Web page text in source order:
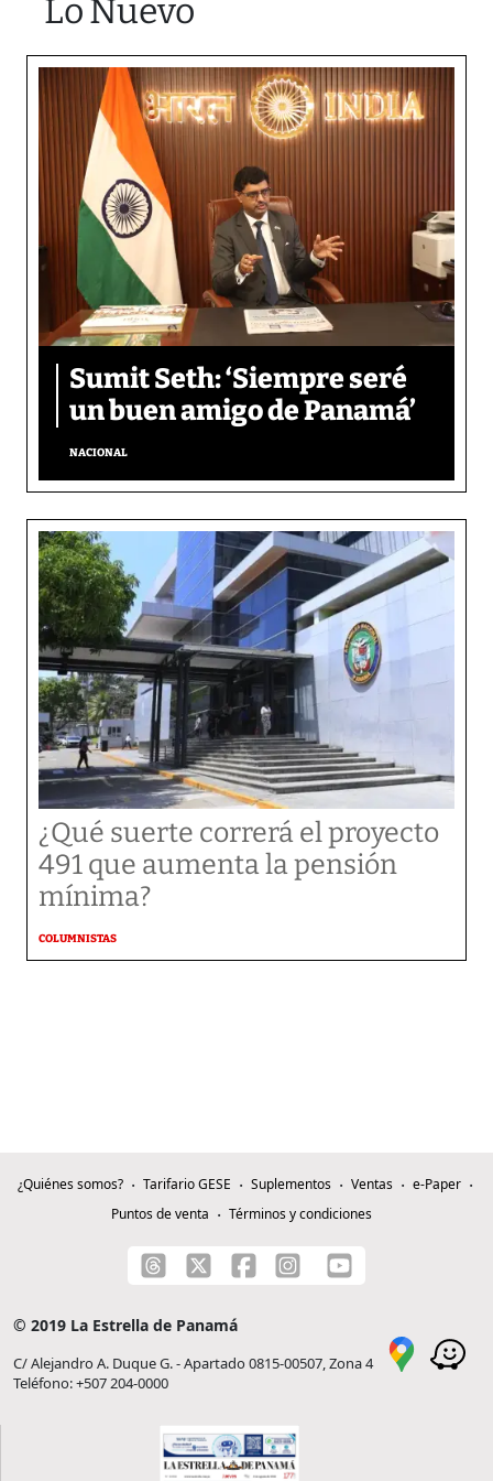
Lo Nuevo
Sumit Seth: ‘Siempre seré
un buen amigo de Panamá’
NACIONAL
¿Qué suerte correrá el proyecto
491 que aumenta la pensión
mínima?
COLUMNISTAS
¿Quiénes somos? Tarifario GESE Suplementos Ventas
e-Paper
Puntos de venta
Términos y condiciones
© 2019 La Estrella de Panamá
C/ Alejandro A. Duque G. - Apartado 0815-00507, Zona 4
Teléfono: +507 204-0000